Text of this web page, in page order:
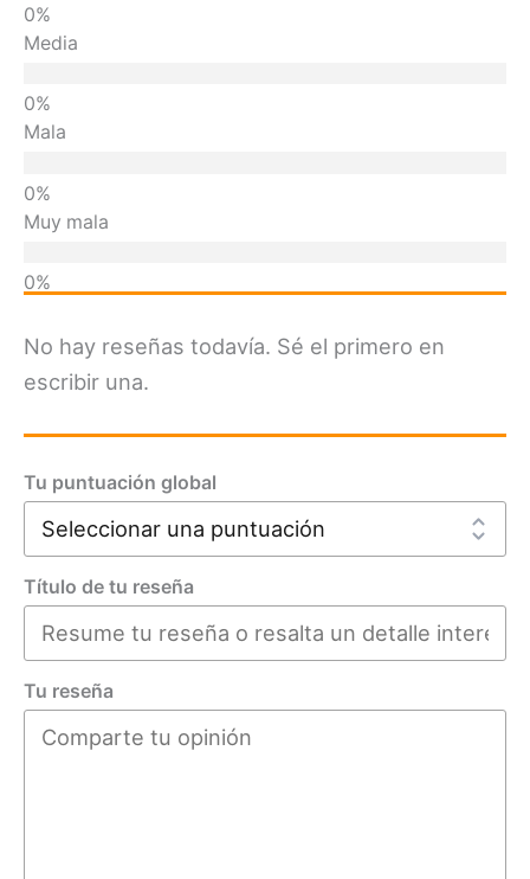
Media
Mala
Muy mala
No hay reseñas todavía. Sé el primero en
escribir una.
Tu puntuación global
Título de tu reseña
Tu reseña